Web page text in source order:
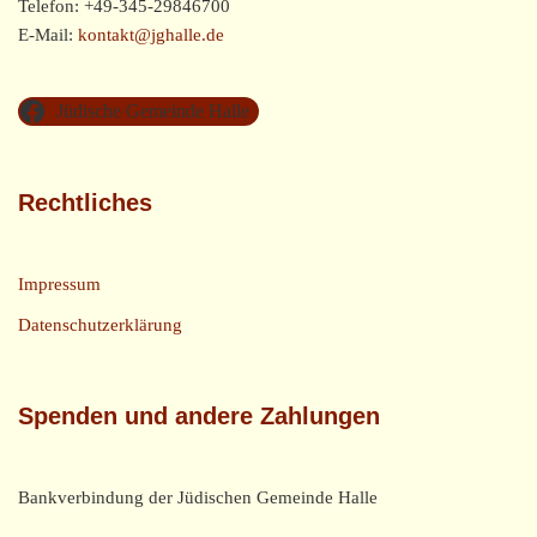
Telefon: +49-345-29846700
E-Mail: kontakt@jghalle.de
Jüdische Gemeinde Halle
Rechtliches
Impressum
Datenschutzerklärung
Spenden und andere Zahlungen
Bankverbindung der Jüdischen Gemeinde Halle